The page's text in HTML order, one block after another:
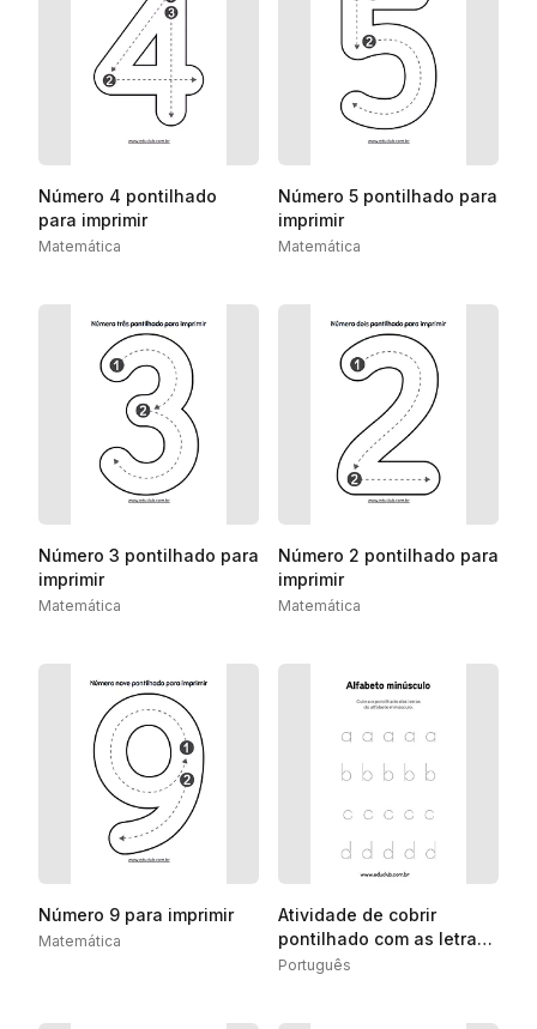
Número 4 pontilhado
para imprimir
Matemática
Número 5 pontilhado para
imprimir
Matemática
Número 3 pontilhado para
imprimir
Matemática
Número 2 pontilhado para
imprimir
Matemática
Número 9 para imprimir
Matemática
Atividade de cobrir
pontilhado com as letras
do alfabeto
Português